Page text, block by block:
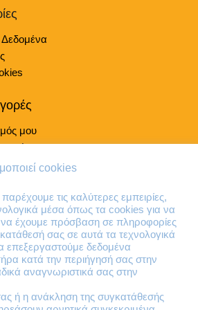
μου
cookies
τις καλύτερες εμπειρίες,
μέσα όπως τα cookies για να
έχουμε πρόσβαση σε πληροφορίες
σας σε αυτά τα τεχνολογικά
επεξεργαστούμε δεδομένα
κατά την περιήγησή σας στην
αναγνωριστικά σας στην
ή η ανάκληση της συγκατάθεσής